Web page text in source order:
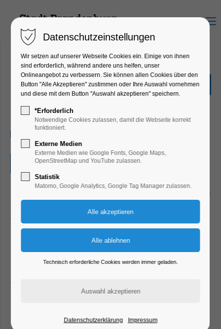
Menu
Unsere Vorlese-Oma
kommt
Kinder, Jugend, Lesung
Eintritt frei
Heute nimmt euch unsere Vorlesepatin Andrea mit auf eine
vorgelesen. Die Veranstaltung findet zwischen 15:00 und
17:00 Uhr statt. Ihr könnt jederzeit dazu kommen.
Eine Anmeldung ist nicht erforderlich.
Ab 15.00 Uhr
Für Kinder ab 3 Jahren
Datenschutzeinstellungen
Wir setzen auf unserer Webseite Cookies ein. Einige von ihnen
sind erforderlich, während andere uns helfen, unser
Onlineangebot zu verbessern. Sie können allen Cookies über den
Button "Alle Akzeptieren" zustimmen oder Ihre Auswahl vornehmen
und diese mit dem Button "Auswahl akzeptieren" speichern.
*Erforderlich
Notwendige Cookies zulassen, damit die Webseite korrekt
funktioniert.
Externe Medien
Externe Medien wie Google Fonts, Google Maps,
OpenStreetMap und YouTube zulassen.
Statistik
Matomo, Google Analytics, Google Tag Manager zulassen.
Technisch erforderliche Cookies werden immer geladen.
Datenschutzerklärung Impressum